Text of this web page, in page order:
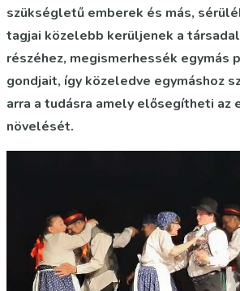
szükségletű emberek és más,
tagjai közelebb kerüljenek a
részéhez, megismerhessék egymás
gondjait, így közeledve egymáshoz
arra a tudásra amely elősegítheti az
növelését.